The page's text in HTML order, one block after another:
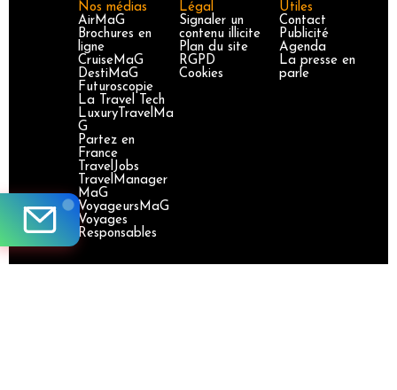
Nos médias
AirMaG
Brochures en
ligne
CruiseMaG
DestiMaG
Futuroscopie
La Travel Tech
LuxuryTravelMa
G
Partez en
France
TravelJobs
TravelManager
MaG
VoyageursMaG
Voyages
Responsables
Légal
Signaler un
contenu illicite
Plan du site
RGPD
Cookies
Utiles
Contact
Publicité
Agenda
La presse en
parle